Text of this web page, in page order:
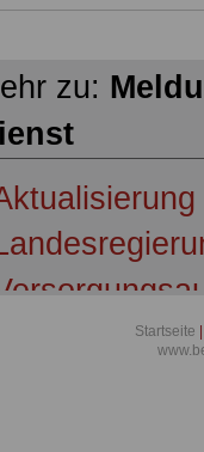
zu:
Richter und
Startseite